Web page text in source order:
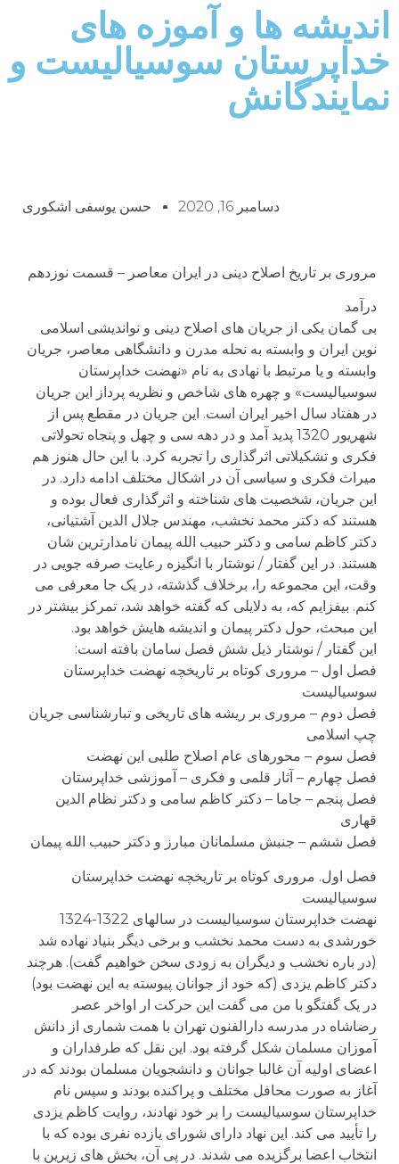
اندیشه ها و آموزه های
خداپرستان سوسیالیست و
نمایندگانش
دسامبر 16, 2020 حسن یوسفی اشکوری
مروری بر تاریخ اصلاح دینی در ایران معاصر – قسمت نوزدهم
درآمد
بی گمان یکی از جریان های اصلاح دینی و نواندیشی اسلامی
نوین ایران و وابسته به نحله مدرن و دانشگاهی معاصر، جریان
وابسته و یا مرتبط با نهادی به نام «نهضت خداپرستان
سوسیالیست» و چهره های شاخص و نظریه پرداز این جریان
در هفتاد سال اخیر ایران است. این جریان در مقطع پس از
شهریور 1320 پدید آمد و در دهه سی و چهل و پنجاه تحولاتی
فکری و تشکیلاتی اثرگذاری را تجربه کرد. با این حال هنوز هم
میراث فکری و سیاسی آن در اشکال مختلف ادامه دارد. در
این جریان، شخصیت های شناخته و اثرگذاری فعال بوده و
هستند که دکتر محمد نخشب، مهندس جلال الدین آشتیانی،
دکتر کاظم سامی و دکتر حبیب الله پیمان نامدارترین شان
هستند. در این گفتار / نوشتار با انگیزه رعایت صرفه جویی در
وقت، این مجموعه را، برخلاف گذشته، در یک جا معرفی می
کنم. بیفزایم که، به دلایلی که گفته خواهد شد، تمرکز بیشتر در
این مبحث، حول دکتر پیمان و اندیشه هایش خواهد بود.
این گفتار / نوشتار ذیل شش فصل سامان بافته است:
فصل اول – مروری کوتاه بر تاریخچه نهضت خداپرستان
سوسیالیست
فصل دوم – مروری بر ریشه های تاریخی و تبارشناسی جریان
چپ اسلامی
فصل سوم – محورهای عام اصلاح طلبی این نهضت
فصل چهارم – آثار قلمی و فکری – آموزشی خداپرستان
فصل پنجم – جاما – دکتر کاظم سامی و دکتر نظام الدین
قهاری
فصل ششم – جنبش مسلمانان مبارز و دکتر حبیب الله پیمان
فصل اول. مروری کوتاه بر تاریخچه نهضت خداپرستان
سوسیالیست
نهضت خداپرستان سوسیالیست در سالهای 1322-1324
خورشدی به دست محمد نخشب و برخی دیگر بنیاد نهاده شد
(در باره نخشب و دیگران به زودی سخن خواهیم گفت). هرچند
دکتر کاظم یزدی (که خود از جوانان پیوسته به این نهضت بود)
در یک گفتگو با من می گفت این حرکت ار اواخر عصر
رضاشاه در مدرسه دارالفنون تهران با همت شماری از دانش
آموزان مسلمان شکل گرفته بود. این نقل که طرفداران و
اعضای اولیه آن غالبا جوانان و دانشجویان مسلمان بودند که در
آغاز به صورت محافل مختلف و پراکنده بودند و سپس نام
خداپرستان سوسیالیست را بر خود نهادند، روایت کاظم یزدی
را تأیید می کند. این نهاد دارای شورای یازده نفری بوده که با
انتخاب اعضا برگزیده می شدند. در پی آن، بخش های زیرین با